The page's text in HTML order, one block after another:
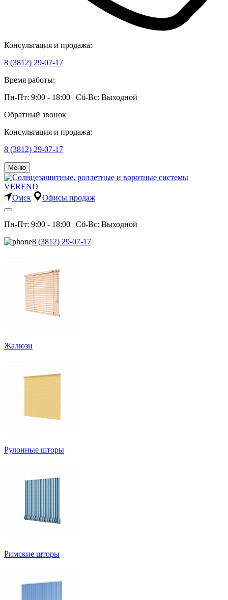
Консультация и продажа:
8 (3812) 29-07-17
Время работы:
Пн-Пт: 9:00 - 18:00 | Сб-Вс: Выходной
Обратный звонок
Консультация и продажа:
8 (3812) 29-07-17
Меню
Омск Офисы продаж
Пн-Пт: 9:00 - 18:00 | Сб-Вс: Выходной
8 (3812) 29-07-17
Жалюзи
Рулонные шторы
Римские шторы